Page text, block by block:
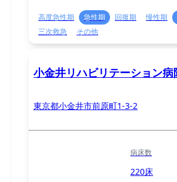
高度急性期 急性期 回復期 慢性期
三次救急
その他
小金井リハビリテーション病
東京都小金井市前原町1-3-2
病床数
220床